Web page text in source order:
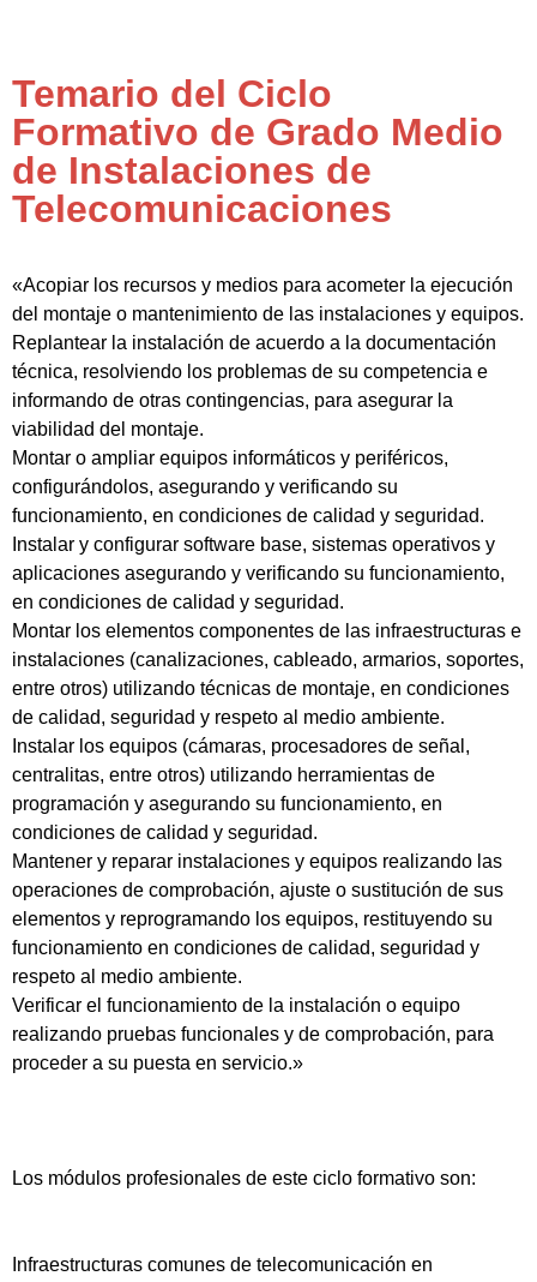
Temario del Ciclo
Formativo de Grado Medio
de Instalaciones de
Telecomunicaciones
«Acopiar los recursos y medios para acometer la ejecución
del montaje o mantenimiento de las instalaciones y equipos.
Replantear la instalación de acuerdo a la documentación
técnica, resolviendo los problemas de su competencia e
informando de otras contingencias, para asegurar la
viabilidad del montaje.
Montar o ampliar equipos informáticos y periféricos,
configurándolos, asegurando y verificando su
funcionamiento, en condiciones de calidad y seguridad.
Instalar y configurar software base, sistemas operativos y
aplicaciones asegurando y verificando su funcionamiento,
en condiciones de calidad y seguridad.
Montar los elementos componentes de las infraestructuras e
instalaciones (canalizaciones, cableado, armarios, soportes,
entre otros) utilizando técnicas de montaje, en condiciones
de calidad, seguridad y respeto al medio ambiente.
Instalar los equipos (cámaras, procesadores de señal,
centralitas, entre otros) utilizando herramientas de
programación y asegurando su funcionamiento, en
condiciones de calidad y seguridad.
Mantener y reparar instalaciones y equipos realizando las
operaciones de comprobación, ajuste o sustitución de sus
elementos y reprogramando los equipos, restituyendo su
funcionamiento en condiciones de calidad, seguridad y
respeto al medio ambiente.
Verificar el funcionamiento de la instalación o equipo
realizando pruebas funcionales y de comprobación, para
proceder a su puesta en servicio.»
Los módulos profesionales de este ciclo formativo son:
Infraestructuras comunes de telecomunicación en